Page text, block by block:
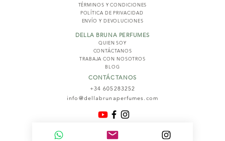
TÉRMINOS Y CONDICIONES
POLÍTICA DE PRIVACIDAD
ENVÍO Y DEVOLUCIONES
DELLA BRUNA PERFUMES
QUIEN SOY
CONTÁCTANOS
TRABAJA CON NOSOTROS
BLOG
CONTÁCTANOS
+34 605283252
info@dellabrunaperfumes.com
Della Bruna Perfumes